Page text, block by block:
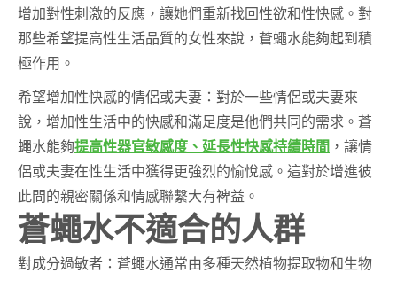
增加對性刺激的反應，讓她們重新找回性欲和性快感。對
那些希望提高性生活品質的女性來說，蒼蠅水能夠起到積
極作用。
希望增加性快感的情侶或夫妻：對於一些情侶或夫妻來
說，增加性生活中的快感和滿足度是他們共同的需求。蒼
蠅水能夠提高性器官敏感度、延長性快感持續時間 ，讓情
侶或夫妻在性生活中獲得更強烈的愉悅感。這對於增進彼
此間的親密關係和情感聯繫大有裨益。
蒼蠅水不適合的人群
對成分過敏者：蒼蠅水通常由多種天然植物提取物和生物